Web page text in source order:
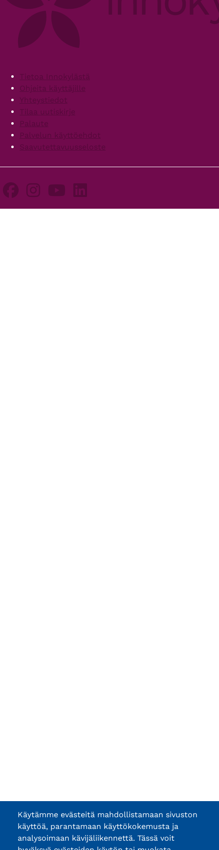
FooterTietoa Innokylästä
Ohjeita käyttäjille
Yhteystiedot
Tilaa uutiskirje
Palaute
Palvelun käyttöehdot
Saavutettavuusseloste
Käytämme evästeitä mahdollistamaan sivuston
käyttöä, parantamaan käyttökokemusta ja
analysoimaan kävijäliikennettä. Tässä voit